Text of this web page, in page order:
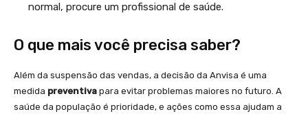
normal, procure um profissional de saúde.
O que mais você precisa saber?
Além da suspensão das vendas, a decisão da Anvisa é uma
medida preventiva para evitar problemas maiores no futuro. A
saúde da população é prioridade, e ações como essa ajudam a